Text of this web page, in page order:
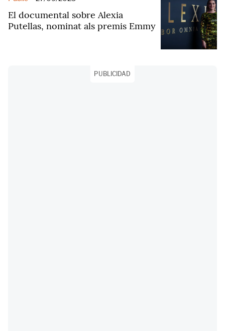
El documental sobre Alexia
Putellas, nominat als premis Emmy
PUBLICIDAD